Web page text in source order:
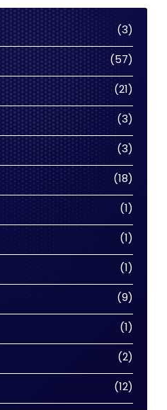
33
ürün
5757
ürün
2121
ürün
33
ürün
33
ürün
1818
ürün
11
ürün
11
ürün
11
ürün
99
ürün
11
ürün
22
ürün
1212
ürün